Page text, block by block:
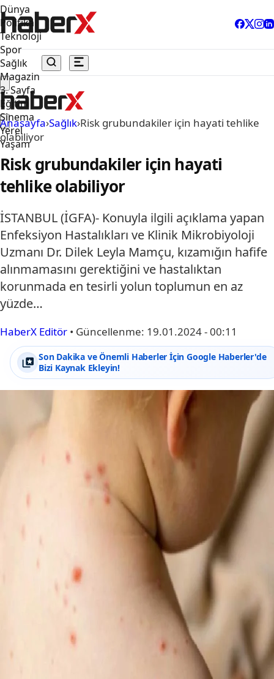
Dünya
Politika
Teknoloji
Spor
Sağlık
Magazin
3. Sayfa
Eğitim
Sinema
Yerel
Yaşam
Anasayfa›Sağlık›Risk grubundakiler için hayati tehlike
olabiliyor
Risk grubundakiler için hayati
tehlike olabiliyor
İSTANBUL (İGFA)- Konuyla ilgili açıklama yapan
Enfeksiyon Hastalıkları ve Klinik Mikrobiyoloji
Uzmanı Dr. Dilek Leyla Mamçu, kızamığın hafife
alınmamasını gerektiğini ve hastalıktan
korunmada en tesirli yolun toplumun en az
yüzde…
HaberX Editör • Güncellenme: 19.01.2024 - 00:11
Son Dakika ve Önemli Haberler İçin Google Haberler'de
Bizi Kaynak Ekleyin!